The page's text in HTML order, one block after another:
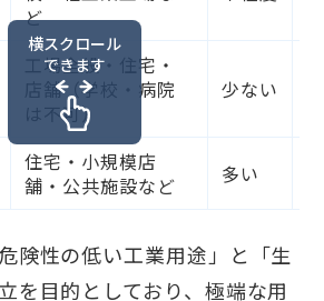
ど
工場全般・住宅・
店舗（学校・病院
は不可）
少ない
住宅・小規模店
舗・公共施設など
多い
横スクロール
できます
険性の低い工業用途」と「生
を目的としており、極端な用